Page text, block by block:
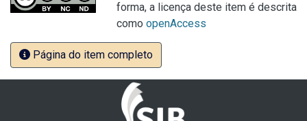
forma, a licença deste item é descrita
como openAccess
Página do item completo